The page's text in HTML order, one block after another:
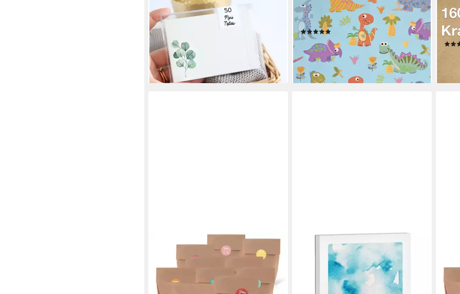
Greenery, hochwertig verarbeitet &
modern, Hergestellt in Deutschland
11,95 €
lieferbar - in 5-6 Werktagen bei dir
kleine Dinosaurier 70cm x 2m Rolle
hellblau
6,09 €
(3,05 €/ 1 m)
lieferbar - in 3-4 Werktagen bei dir
DIN
7,99
LOGBUCH-VERLAG
Geschenkpapier 24 teiliges Set -
kleine braune Kraftpapiertüten + blau
türkise Schön
9,20 €
7 ARTISTS
Aquarellpapier 7 Artists
Aquarellpapier 280 g/m² Weiß
Aquarellblock A4 / A5 / A6, 30 - 60
4,70